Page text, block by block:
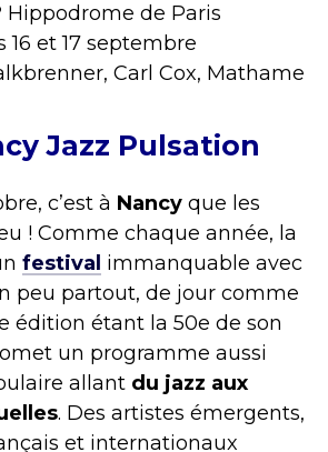
Hippodrome de Paris
et 17 septembre
Carl Cox, Mathame
Jazz Pulsation
c’est à Nancy que les
! Comme chaque année, la
festival immanquable avec
peu partout, de jour comme
édition étant la 50e de son
un programme aussi
allant du jazz aux
. Des artistes émergents,
et internationaux